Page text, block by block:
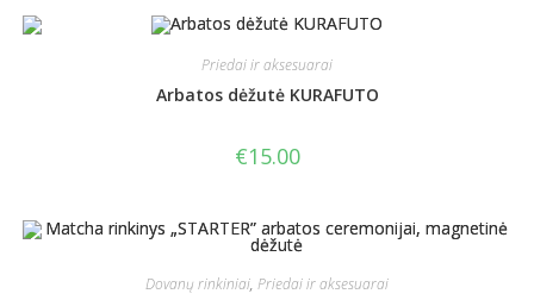
Priedai ir aksesuarai
Arbatos dėžutė KURAFUTO
€15.00
Dovanų rinkiniai, Priedai ir aksesuarai